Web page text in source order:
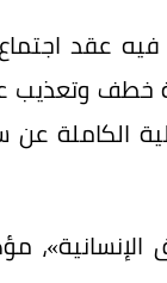
فيه عقد
خطف وتعذيب
الكاملة عن